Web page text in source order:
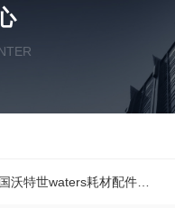
沃特世waters耗材配件